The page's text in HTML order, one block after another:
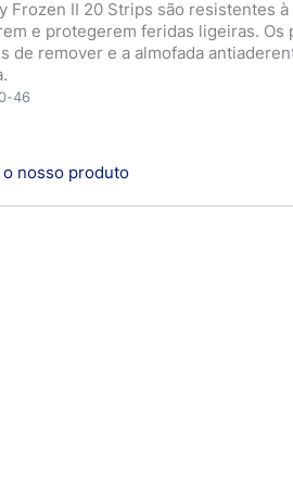
Frozen II 20 Strips são resistentes
e protegerem feridas ligeiras. Os
de remover e a almofada
46
nosso produto